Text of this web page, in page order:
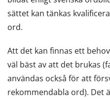
sättet kan tänkas
ord.
Att det kan finnas ett
väl bäst av att det brukas
användas också för att
rekommendabla ord). Det